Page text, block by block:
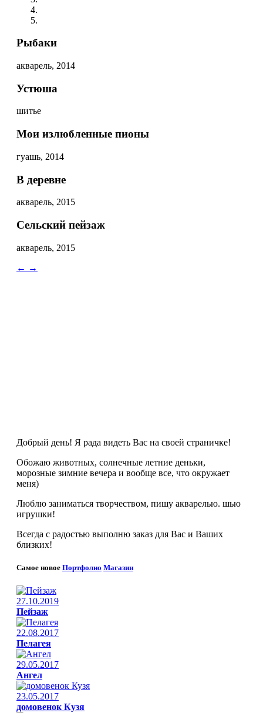
Рыбаки
акварель, 2014
Устюша
шитье
Мои излюбленные пионы
гуашь, 2014
В деревне
акварель, 2015
Сельский пейзаж
акварель, 2015
← →
Добрый день! Я рада видеть Вас на своей страничке!
Обожаю животных, солнечные летние деньки,
морозные зимние вечера и вообще все, что окружает
меня)
Люблю заниматься творчеством, пишу акварелью. шью
игрушки!
Всегда с радостью выполню заказ для Вас и Ваших
близких!
Самое новое Портфолио Магазин
27.10.2019
Пейзаж
22.08.2017
Пелагея
29.05.2017
Ангел
23.05.2017
домовенок Кузя